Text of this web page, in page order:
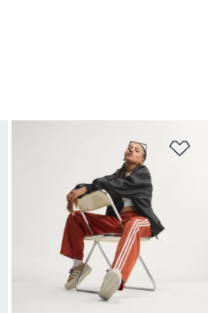
Adicionar à Lista de Desejos